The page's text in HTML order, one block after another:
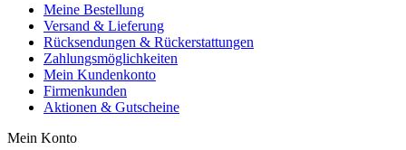
Meine Bestellung
Versand & Lieferung
Rücksendungen & Rückerstattungen
Zahlungsmöglichkeiten
Mein Kundenkonto
Firmenkunden
Aktionen & Gutscheine
Mein Konto